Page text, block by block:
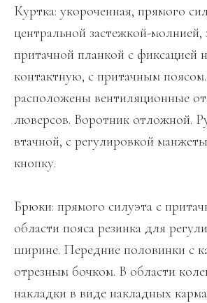
Куртка: укороченная, прямого
центральной застежкой-молнией,
притачной планкой с фиксацией
контактную, с притачным
расположены вентиляционные
люверсов. Воротник отложной.
втачной, с регулировкой
кнопку.
Брюки: прямого силуэта с
области пояса резинка для
ширине. Передние половинки с
отрезным бочком. В области
накладки в виде накладных